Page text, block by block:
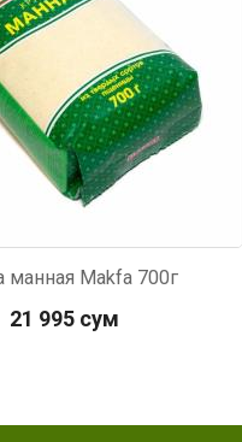
манная Makfa 700г
21 995 сум